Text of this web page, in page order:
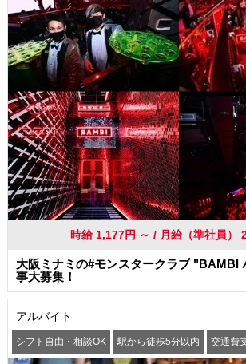
時
大阪ミナミの#モンスタークラブ "BAMBI
事大募集！
アルバイト
シフト自由・相談OK 駅から徒歩5分以内 交通費